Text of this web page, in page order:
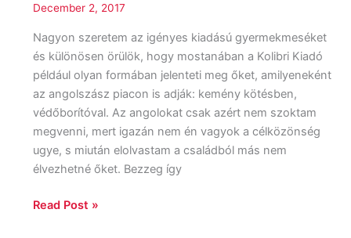
December 2, 2017
Nagyon szeretem az igényes kiadású gyermekmeséket
és különösen örülök, hogy mostanában a Kolibri Kiadó
például olyan formában jelenteti meg őket, amilyeneként
az angolszász piacon is adják: kemény kötésben,
védőborítóval. Az angolokat csak azért nem szoktam
megvenni, mert igazán nem én vagyok a célközönség
ugye, s miután elolvastam a családból más nem
élvezhetné őket. Bezzeg így
Read Post »